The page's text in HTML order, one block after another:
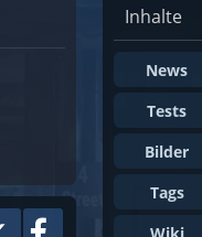
Inhalte
News
Tests
Bilder
Tags